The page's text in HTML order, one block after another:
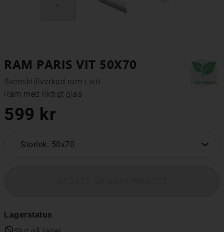
RAM PARIS VIT 50X70
Svensktillverkad ram i vitt
Ram med riktigt glas
599 kr
Storlek: 50x70
Lagerstatus